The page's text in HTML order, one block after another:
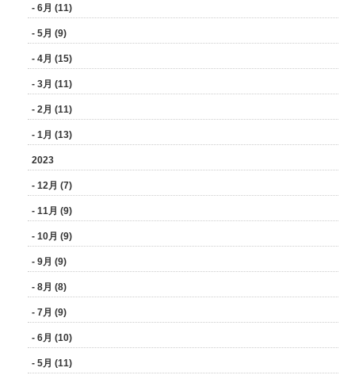
- 6月 (11)
- 5月 (9)
- 4月 (15)
- 3月 (11)
- 2月 (11)
- 1月 (13)
2023
- 12月 (7)
- 11月 (9)
- 10月 (9)
- 9月 (9)
- 8月 (8)
- 7月 (9)
- 6月 (10)
- 5月 (11)